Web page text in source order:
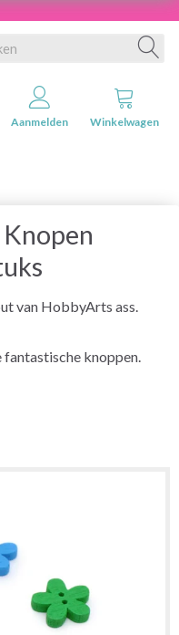
Aanmelden Winkelwagen
van HobbyArts ass.
knoppen.